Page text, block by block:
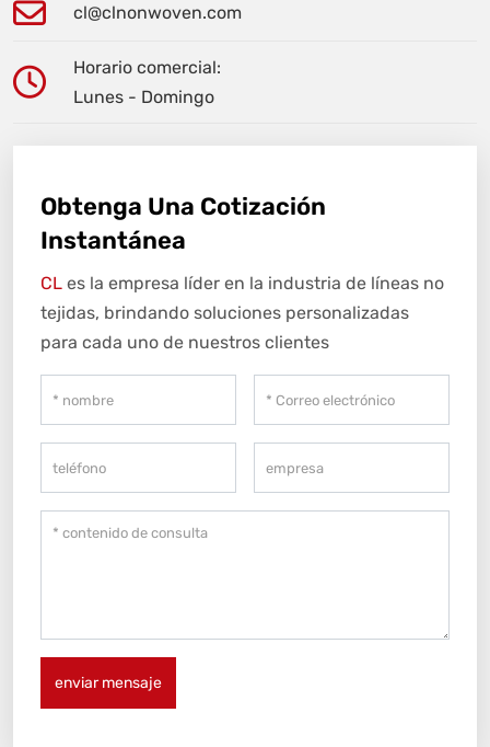
cl@clnonwoven.com
Horario comercial:
Lunes - Domingo
Obtenga Una Cotización
Instantánea
CL es la empresa líder en la industria de líneas no
tejidas, brindando soluciones personalizadas
para cada uno de nuestros clientes
enviar mensaje